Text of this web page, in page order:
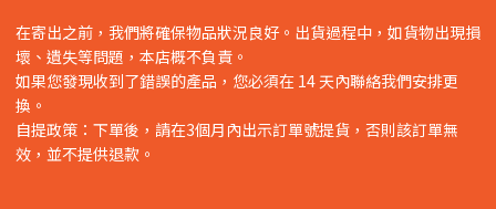
在寄出之前，我們將確保物品狀況良好。出貨過程中，如貨物出現損
壞、遺失等問題，本店概不負責。
如果您發現收到了錯誤的產品，您必須在 14 天內聯絡我們安排更
換。
自提政策：下單後，請在3個月內出示訂單號提貨，否則該訂單無
效，並不提供退款。